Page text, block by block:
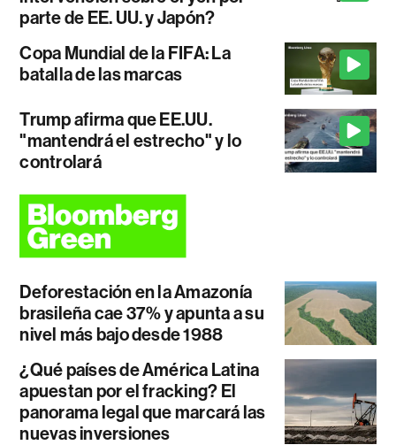
parte de EE. UU. y Japón?
Copa Mundial de la FIFA: La
batalla de las marcas
Trump afirma que EE.UU.
"mantendrá el estrecho" y lo
controlará
Deforestación en la Amazonía
brasileña cae 37% y apunta a su
nivel más bajo desde 1988
¿Qué países de América Latina
apuestan por el fracking? El
panorama legal que marcará las
nuevas inversiones